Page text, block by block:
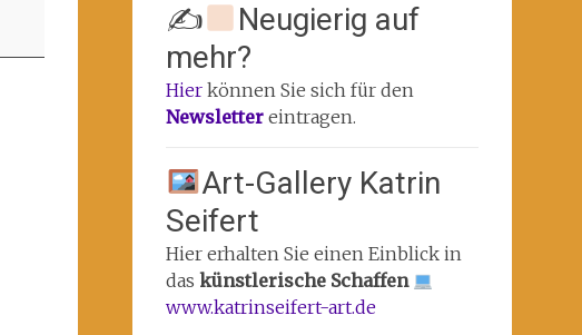
✍
Neugierig auf
mehr?
Hierkönnen Sie sich für den
Newsletter eintragen.
Art-Gallery Katrin
Seifert
Hier erhalten Sie einen Einblick in
das künstlerische Schaffen
www.katrinseifert-art.de